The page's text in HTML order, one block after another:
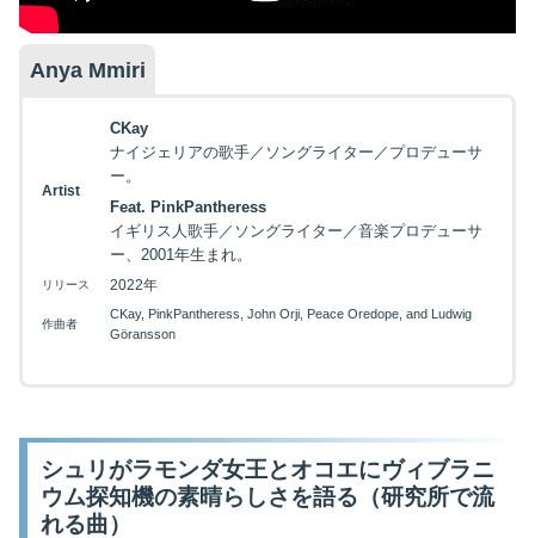
Anya Mmiri
Artist
CKay
ナイジェリアの歌手／ソングライター／プロデューサ
ー。
Feat. PinkPantheress
イギリス人歌手／ソングライター／音楽プロデューサ
ー、2001年生まれ。
リリース 2022年
作曲者
CKay, PinkPantheress, John Orji, Peace Oredope, and Ludwig
Göransson
シュリがラモンダ女王とオコエにヴィブラニ
ウム探知機の素晴らしさを語る（研究所で流
れる曲）